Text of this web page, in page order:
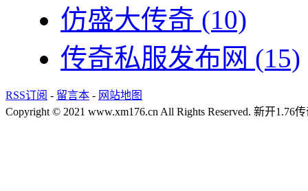
仿盛大传奇 (10)
传奇私服发布网 (15)
RSS订阅 - 留言本 - 网站地图
Copyright © 2021 www.xm176.cn All Rights Reserved. 新开1.76